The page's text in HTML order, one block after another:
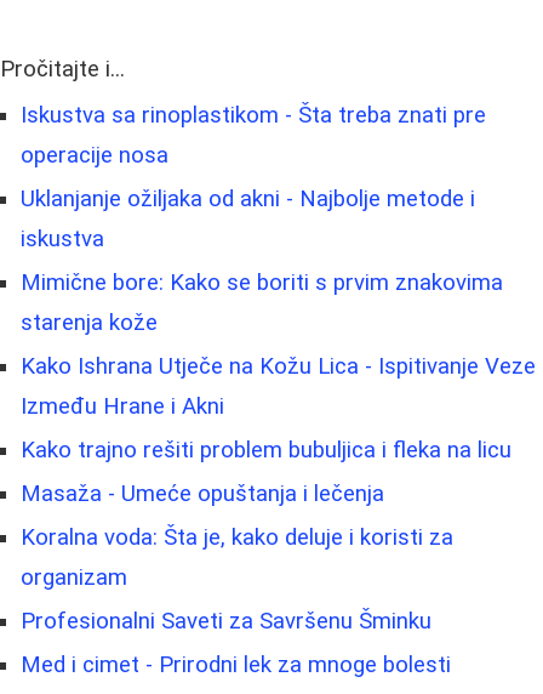
Pročitajte i...
Iskustva sa rinoplastikom - Šta treba znati pre
operacije nosa
Uklanjanje ožiljaka od akni - Najbolje metode i
iskustva
Mimične bore: Kako se boriti s prvim znakovima
starenja kože
Kako Ishrana Utječe na Kožu Lica - Ispitivanje Veze
Između Hrane i Akni
Kako trajno rešiti problem bubuljica i fleka na licu
Masaža - Umeće opuštanja i lečenja
Koralna voda: Šta je, kako deluje i koristi za
organizam
Profesionalni Saveti za Savršenu Šminku
Med i cimet - Prirodni lek za mnoge bolesti